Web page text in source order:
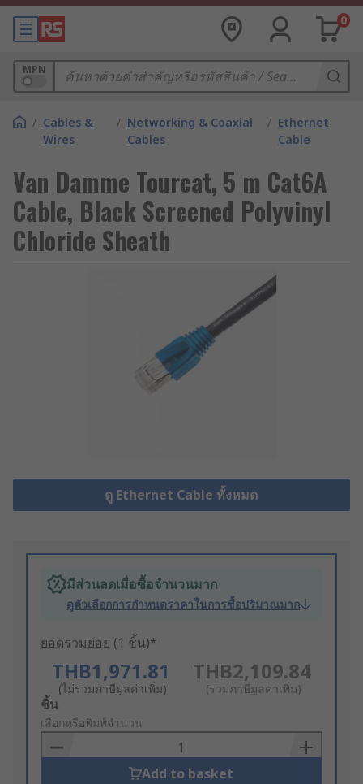
0
MPN
/ Cables &
Wires
/ Networking & Coaxial
Cables
/ Ethernet
Cable
Van Damme Tourcat, 5 m Cat6A
Cable, Black Screened Polyvinyl
Chloride Sheath
ดู Ethernet Cable ทั้งหมด
มีส่วนลดเมื่อซื้อจำนวนมาก
ดูตัวเลือกการกำหนดราคาในการซื้อปริมาณมาก
ยอดรวมย่อย (1 ชิ้น)*
THB1,971.81
(ไม่รวมภาษีมูลค่าเพิ่ม)
THB2,109.84
(รวมภาษีมูลค่าเพิ่ม)
Add
to
Basket
ชิ้น
เลือกหรือพิมพ์จำนวน
Add to basket